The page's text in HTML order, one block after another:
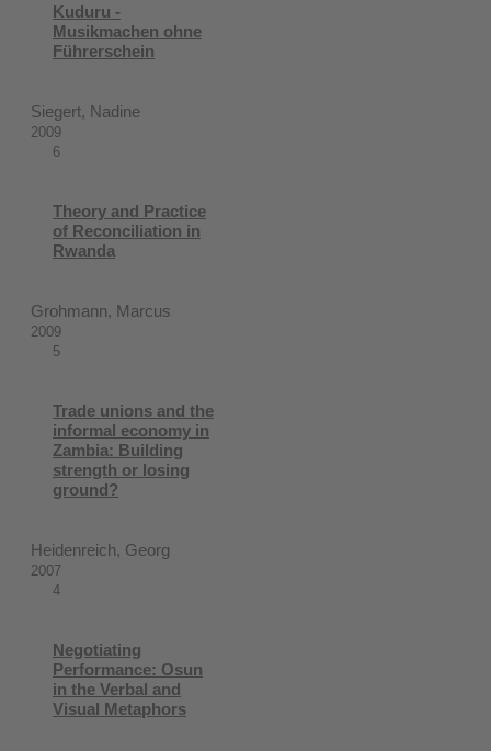
Kuduru -
Musikmachen ohne
Führerschein
Siegert, Nadine
2009
6
Theory and Practice
of Reconciliation in
Rwanda
Grohmann, Marcus
2009
5
Trade unions and the
informal economy in
Zambia: Building
strength or losing
ground?
Heidenreich, Georg
2007
4
Negotiating
Performance: Osun
in the Verbal and
Visual Metaphors